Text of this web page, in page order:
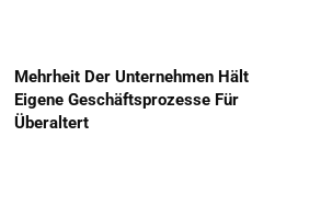
Mehrheit Der Unternehmen Hält
Eigene Geschäftsprozesse Für
Überaltert